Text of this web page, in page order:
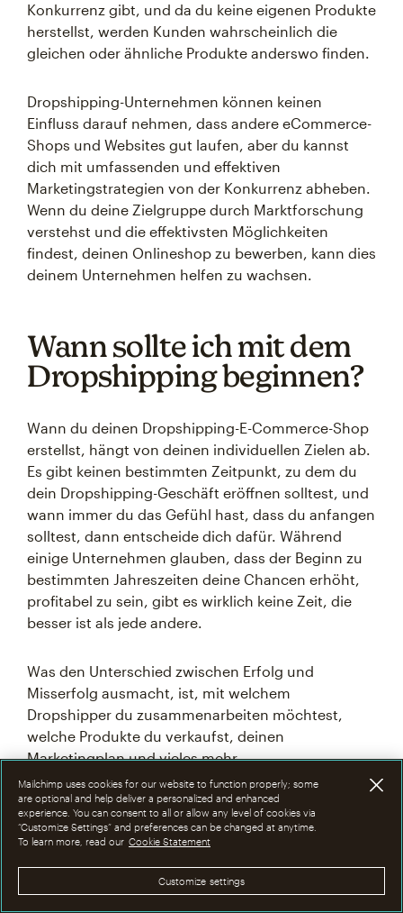
Konkurrenz gibt, und da du keine eigenen Produkte
herstellst, werden Kunden wahrscheinlich die
gleichen oder ähnliche Produkte anderswo finden.
Dropshipping-Unternehmen können keinen
Einfluss darauf nehmen, dass andere eCommerce-
Shops und Websites gut laufen, aber du kannst
dich mit umfassenden und effektiven
Marketingstrategien von der Konkurrenz abheben.
Wenn du deine Zielgruppe durch Marktforschung
verstehst und die effektivsten Möglichkeiten
findest, deinen Onlineshop zu bewerben, kann dies
deinem Unternehmen helfen zu wachsen.
Wann sollte ich mit dem
Dropshipping beginnen?
Wann du deinen Dropshipping-E-Commerce-Shop
erstellst, hängt von deinen individuellen Zielen ab.
Es gibt keinen bestimmten Zeitpunkt, zu dem du
dein Dropshipping-Geschäft eröffnen solltest, und
wann immer du das Gefühl hast, dass du anfangen
solltest, dann entscheide dich dafür. Während
einige Unternehmen glauben, dass der Beginn zu
bestimmten Jahreszeiten deine Chancen erhöht,
profitabel zu sein, gibt es wirklich keine Zeit, die
besser ist als jede andere.
Was den Unterschied zwischen Erfolg und
Misserfolg ausmacht, ist, mit welchem
Dropshipper du zusammenarbeiten möchtest,
welche Produkte du verkaufst, deinen
Marketingplan und vieles mehr.
Du musst einige Anstrengungen unternehmen, um
Kunden zu gewinnen, da du angesichts des großen
Wettbewerbs, mit dem du konfrontiert bist, dein
Unternehmen hervorheben musst.
Mailchimp uses cookies for our website to function properly; some
are optional and help deliver a personalized and enhanced
experience. You can consent to all or allow any level of cookies via
“Customize Settings” and preferences can be changed at anytime.
To learn more, read our Cookie Statement
Customize settings